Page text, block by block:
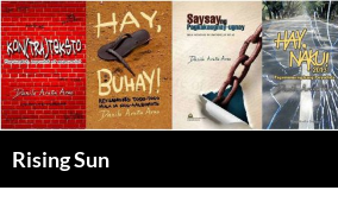
Skip
to
content
Rising Sun